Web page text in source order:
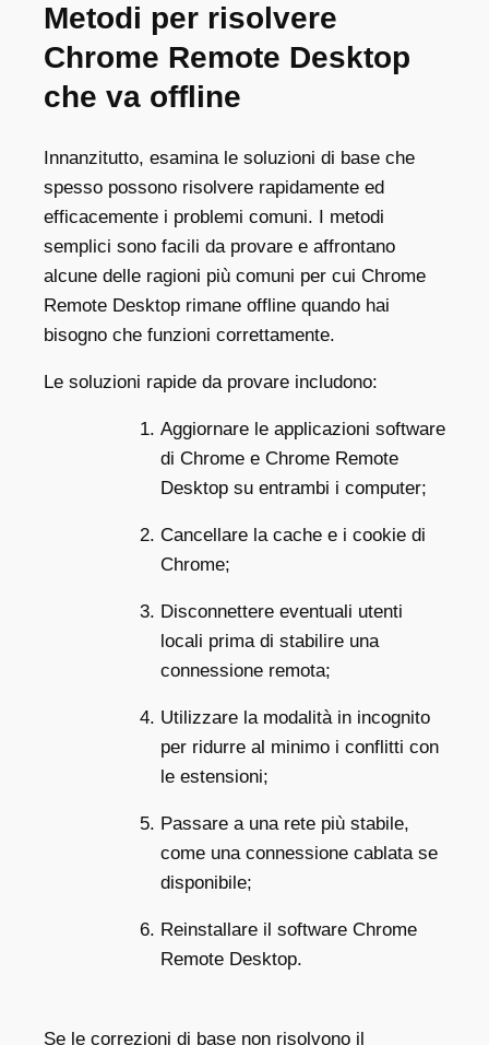
Metodi per risolvere
Chrome Remote Desktop
che va offline
Innanzitutto, esamina le soluzioni di base che
spesso possono risolvere rapidamente ed
efficacemente i problemi comuni. I metodi
semplici sono facili da provare e affrontano
alcune delle ragioni più comuni per cui Chrome
Remote Desktop rimane offline quando hai
bisogno che funzioni correttamente.
Le soluzioni rapide da provare includono:
Aggiornare le applicazioni software
di Chrome e Chrome Remote
Desktop su entrambi i computer;
Cancellare la cache e i cookie di
Chrome;
Disconnettere eventuali utenti
locali prima di stabilire una
connessione remota;
Utilizzare la modalità in incognito
per ridurre al minimo i conflitti con
le estensioni;
Passare a una rete più stabile,
come una connessione cablata se
disponibile;
Reinstallare il software Chrome
Remote Desktop.
Se le correzioni di base non risolvono il